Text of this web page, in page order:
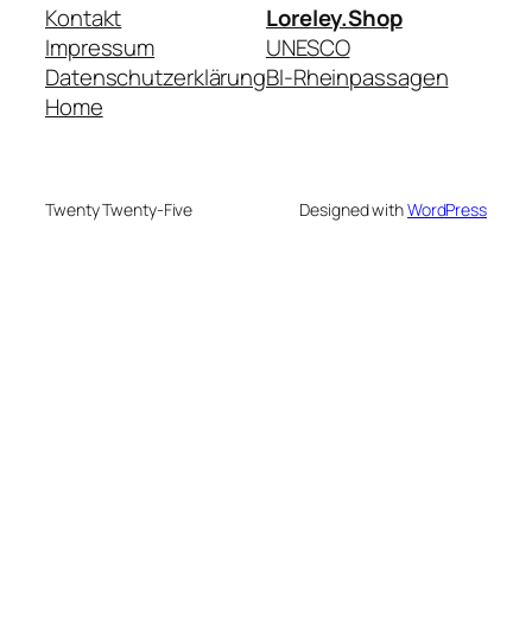
Kontakt
Impressum
Datenschutzerklärung
Home
Loreley.Shop
UNESCO
BI-Rheinpassagen
Twenty Twenty-Five Designed withWordPress